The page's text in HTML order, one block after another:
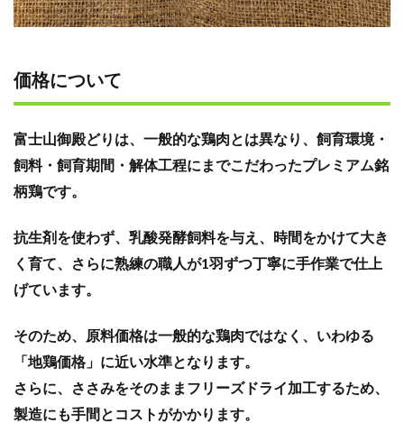
価格について
富士山御殿どりは、一般的な鶏肉とは異なり、飼育環境・
飼料・飼育期間・解体工程にまでこだわったプレミアム銘
柄鶏です。
抗生剤を使わず、乳酸発酵飼料を与え、時間をかけて大き
く育て、さらに熟練の職人が1羽ずつ丁寧に手作業で仕上
げています。
そのため、原料価格は一般的な鶏肉ではなく、いわゆる
「地鶏価格」に近い水準となります。
さらに、ささみをそのままフリーズドライ加工するため、
製造にも手間とコストがかかります。